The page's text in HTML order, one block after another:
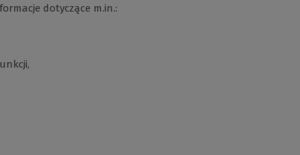
dotyczące m.in.: